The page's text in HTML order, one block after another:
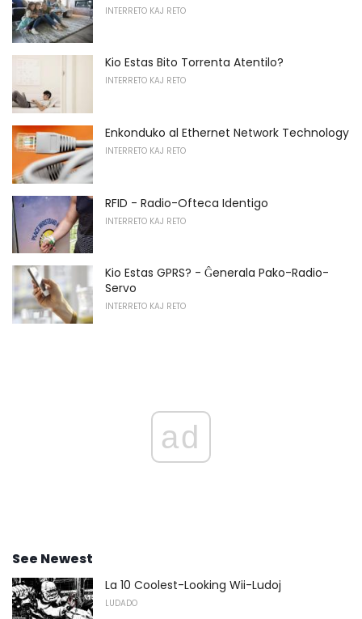
INTERRETO KAJ RETO
Kio Estas Bito Torrenta Atentilo?
INTERRETO KAJ RETO
Enkonduko al Ethernet Network Technology
INTERRETO KAJ RETO
RFID - Radio-Ofteca Identigo
INTERRETO KAJ RETO
Kio Estas GPRS? - Ĝenerala Pako-Radio-
Servo
INTERRETO KAJ RETO
ad
See Newest
La 10 Coolest-Looking Wii-Ludoj
LUDADO